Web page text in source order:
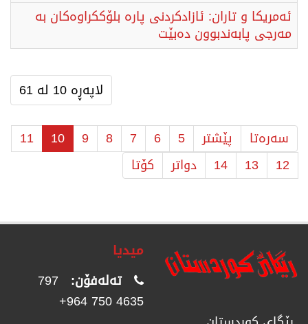
ئەمریکا و تاران: ئازادکردنی پارە بلۆککراوەکان بە
مەرجی پابەندبوون دەبێت
لاپەڕە 10 لە 61
سەرەتا پێشتر 5
6
7
8
9
10
11
12
13
14 دواتر كۆتا
میدیا
تەلەفۆن: 797
4635 750 964+